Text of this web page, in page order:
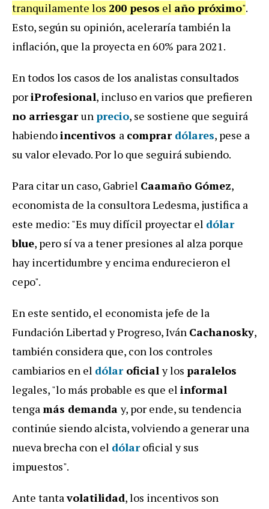
tranquilamente los 200 pesos el año próximo".
Esto, según su opinión, aceleraría también la
inflación, que la proyecta en 60% para 2021.
En todos los casos de los analistas consultados
poriProfesional, incluso en varios que prefieren
no arriesgarunprecio, se sostiene que seguirá
habiendoincentivos a comprar dólares, pese a
su valor elevado. Por lo que seguirá subiendo.
Para citar un caso, Gabriel Caamaño Gómez,
economista de la consultora Ledesma, justifica a
este medio: "Es muy difícil proyectar el dólar
blue, pero sí va a tener presiones al alza porque
hay incertidumbre y encima endurecieron el
cepo".
En este sentido, el economista jefe de la
Fundación Libertad y Progreso, Iván Cachanosky,
también considera que, con los controles
cambiarios en el dólaroficialy los paralelos
legales, "lo más probable es que el informal
tengamás demanday, por ende, su tendencia
continúe siendo alcista, volviendo a generar una
nueva brecha con el dólaroficial y sus
impuestos".
Ante tantavolatilidad, los incentivos son